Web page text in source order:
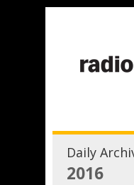
Daily
2016